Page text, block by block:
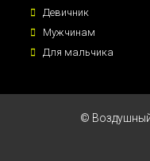
Девичник
Мужчинам
Для мальчика
©